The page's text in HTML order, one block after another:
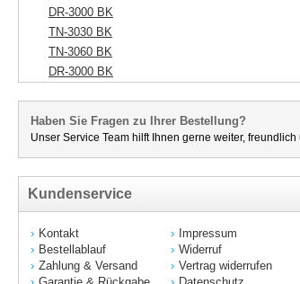
DR-3000 BK
TN-3030 BK
TN-3060 BK
DR-3000 BK
Haben Sie Fragen zu Ihrer Bestellung?
Unser Service Team hilft Ihnen gerne weiter, freundlich
Kundenservice
Kontakt
Bestellablauf
Zahlung & Versand
Impressum
Widerruf
Vertrag widerrufen